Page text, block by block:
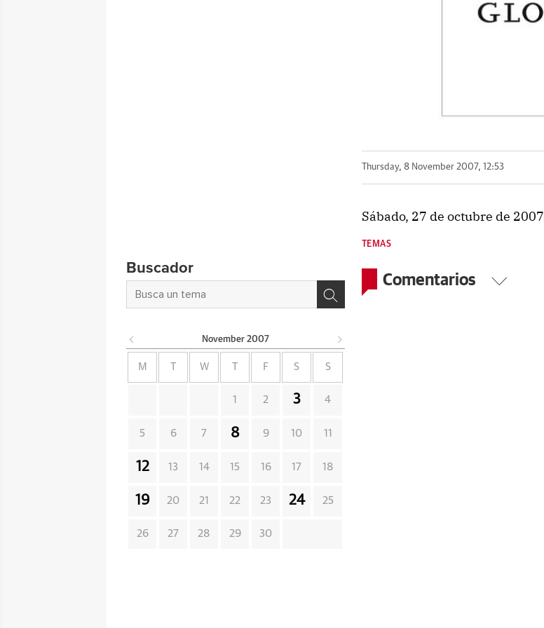
Thursday, 8 November 2007, 12:53
Sábado, 27 de octubre de 2007
TEMAS
Comentarios
Buscador
November 2007
M W F S S
1 2 3 4
5 6 7 8 9 10 11
12 13 14 15 16 17 18
19 20 21 22 23 24 25
26 27 28 29 30